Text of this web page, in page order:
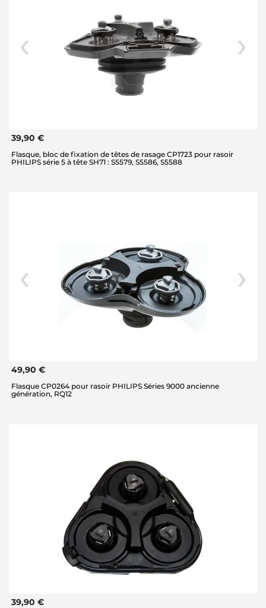
39,90 €
Flasque, bloc de fixation de têtes de rasage CP1723 pour rasoir
PHILIPS série 5 à tête SH71 : S5579, S5586, S5588
49,90 €
Flasque CP0264 pour rasoir PHILIPS Séries 9000 ancienne
génération, RQ12
39,90 €